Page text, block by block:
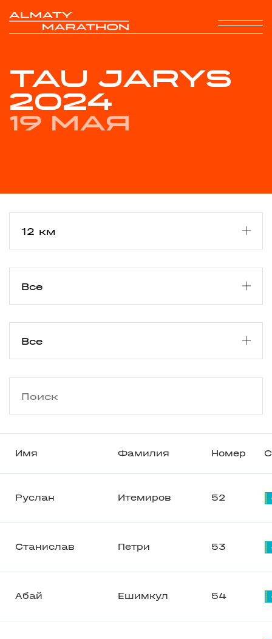
TAU JARYS
2024
19 мая
Имя Фамилия Номер
Руслан Итемиров 52
Станислав Петри 53
Абай Ешимкул 54